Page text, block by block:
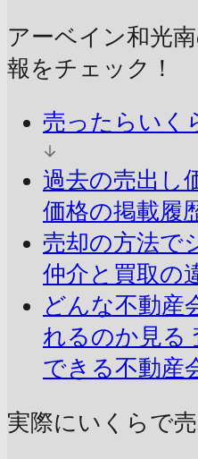
アーベイン和光
報をチェック！
売ったらいく
過去の売出し
価格の掲載履
売却の方法で
仲介と買取の
どんな不動産
れるのか見る
できる不動産
実際にいくらで